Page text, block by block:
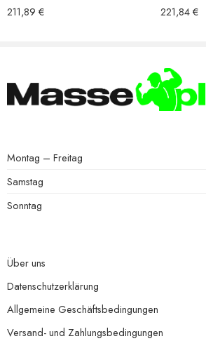
Bewertet mit
5.00von 5
211,89 € Bewertet mit
5.00von 5
221,84€
Montag – Freitag
Samstag
Sonntag
Über uns
Datenschutzerklärung
Allgemeine Geschäftsbedingungen
Versand- und Zahlungsbedingungen